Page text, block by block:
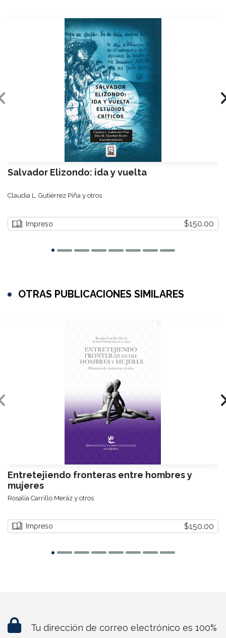
Salvador Elizondo: ida y vuelta
Claudia L. Gutiérrez Piña y otros
Impreso $150.00
OTRAS PUBLICACIONES SIMILARES
Entretejiendo fronteras entre hombres y
mujeres
Rosalía Carrillo Meráz y otros
Impreso $150.00
Tu dirección de correo electrónico es 100%